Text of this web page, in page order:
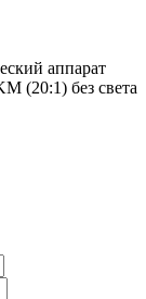
аппарат
(20:1) без света